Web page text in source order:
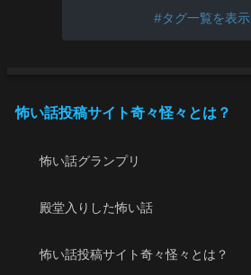
タグ一覧を表示
怖い話投稿サイト奇々怪々とは？
怖い話グランプリ
殿堂入りした怖い話
怖い話投稿サイト奇々怪々とは？